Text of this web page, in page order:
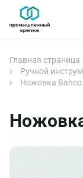
Главная страница
Ручной
Ножовка